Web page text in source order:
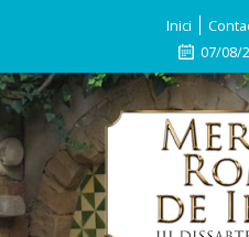
Inici
07/08/